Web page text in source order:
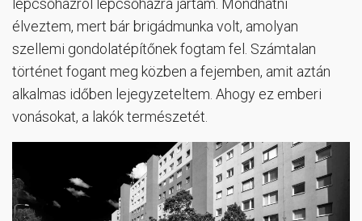
lépcsőházról lépcsőházra jártam. Mondhatni
élveztem, mert bár brigádmunka volt, amolyan
szellemi gondolatépítőnek fogtam fel. Számtalan
történet fogant meg közben a fejemben, amit aztán
alkalmas időben lejegyzeteltem. Ahogy ez emberi
vonásokat, a lakók természetét.